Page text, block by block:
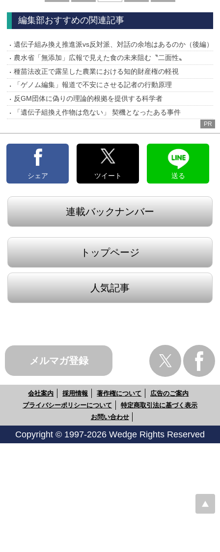
へ
へ
編集部おすすめの関連記事
遺伝子組み換え推進派vs反対派、対話の余地はあるのか（後編）
農水省「無添加」広報で見えた食の未来阻む〝二面性〟
種苗法改正で露呈した農業における知的財産権の軽視
「ゲノム編集」報道で不安にさせる記者の行動原理
反GM団体に偽りの理論的根拠を提供する科学者
「遺伝子組換え作物は危ない」 契機となったある事件
PR
シェア ツイート 送る
連載バックナンバー
トップページ
人気記事
メルマガ登録
会社案内 採用情報 著作権について
広告のご案内
プライバシーポリシーについて
特定商取引法に基づく表示
お問い合わせ
Copyright © 1997-2026 Wedge Rights Reserved